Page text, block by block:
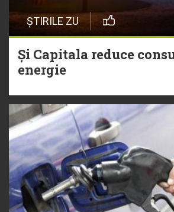
ȘTIRILE ZU
Și Capitala reduce
energie